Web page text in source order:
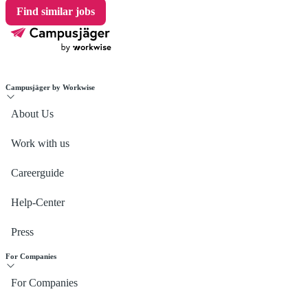
Find similar jobs
Campusjäger by Workwise
About Us
Work with us
Careerguide
Help-Center
Press
For Companies
For Companies